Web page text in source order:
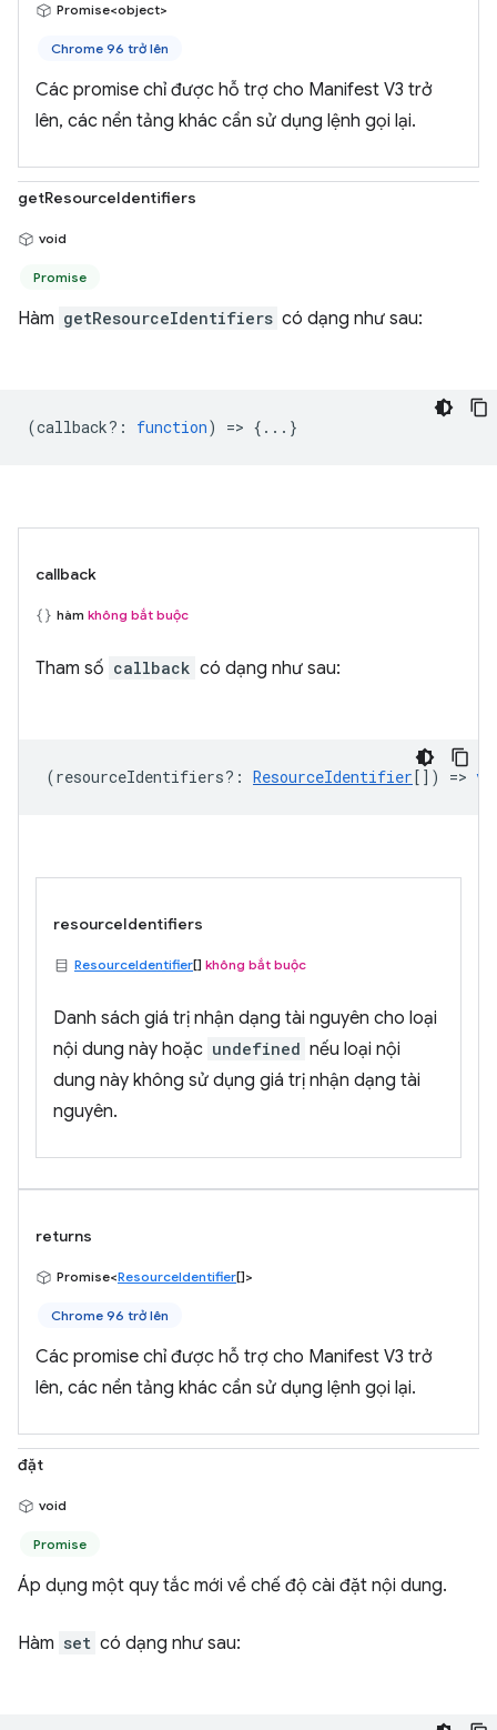
Promise<object>
Chrome 96 trở lên
Các promise chỉ được hỗ trợ cho Manifest V3 trở
lên, các nền tảng khác cần sử dụng lệnh gọi lại.
getResourceIdentifiers
void
Promise
Hàm getResourceIdentifiers có dạng như sau:
(callback? : function) => {...}
callback
hàm không bắt buộc
Tham số callback có dạng như sau:
(resourceIdentifiers? : ResourceIdentifier[]) =>
resourceIdentifiers
ResourceIdentifier[] không bắt buộc
Danh sách giá trị nhận dạng tài nguyên cho loại
nội dung này hoặc undefined nếu loại nội
dung này không sử dụng giá trị nhận dạng tài
nguyên.
returns
Promise<ResourceIdentifier[]>
Chrome 96 trở lên
Các promise chỉ được hỗ trợ cho Manifest V3 trở
lên, các nền tảng khác cần sử dụng lệnh gọi lại.
đặt
void
Promise
Áp dụng một quy tắc mới về chế độ cài đặt nội dung.
Hàm set có dạng như sau: